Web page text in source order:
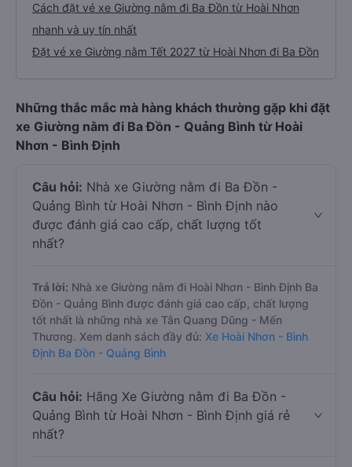
Cách đặt vé xe Giường nằm đi Ba Đồn từ Hoài Nhơn
nhanh và uy tín nhất
Đặt vé xe Giường nằm Tết 2027 từ Hoài Nhơn đi Ba Đồn
Những thắc mắc mà hàng khách thường gặp khi đặt
xe Giường nằm đi Ba Đồn - Quảng Bình từ Hoài
Nhơn - Bình Định
Câu hỏi: Nhà xe Giường nằm đi Ba Đồn -
Quảng Bình từ Hoài Nhơn - Bình Định nào
được đánh giá cao cấp, chất lượng tốt
nhất?
Trả lời: Nhà xe Giường nằm đi Hoài Nhơn - Bình Định Ba
Đồn - Quảng Bình được đánh giá cao cấp, chất lượng
tốt nhất là những nhà xe Tân Quang Dũng - Mến
Thương. Xem danh sách đầy đủ: Xe Hoài Nhơn - Bình
Định Ba Đồn - Quảng Bình
Câu hỏi: Hãng Xe Giường nằm đi Ba Đồn -
Quảng Bình từ Hoài Nhơn - Bình Định giá rẻ
nhất?